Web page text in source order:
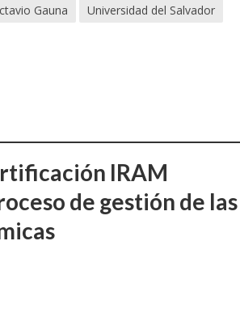
Gauna Universidad del Salvador
IRAM
de gestión de las